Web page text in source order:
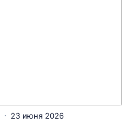
23 июня 2026